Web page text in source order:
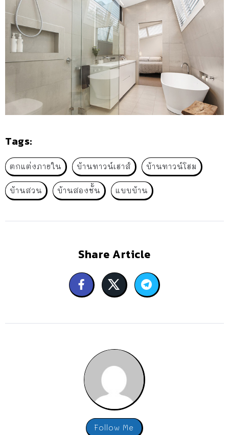
Tags:
ตกแต่งภายใน บ้านทาวน์เฮาส์ บ้านทาวน์โฮม
บ้านสวน บ้านสองชั้น แบบบ้าน
Share Article
Follow Me